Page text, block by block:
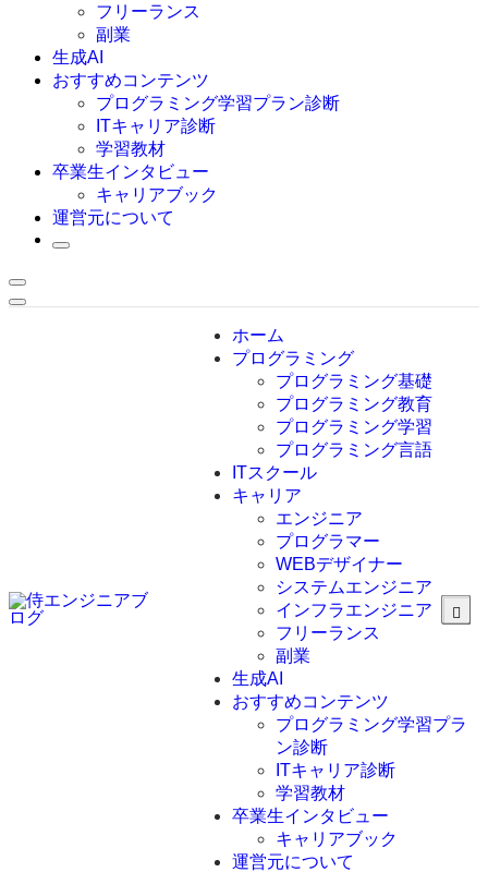
JavaScript
Swift
Ruby
その他言語
フリーランス
副業
生成AI
おすすめコンテンツ
プログラミング学習プラン診断
ITキャリア診断
学習教材
卒業生インタビュー
キャリアブック
運営元について
ホーム
プログラミング
プログラミング基礎
プログラミング教育
プログラミング学習
プログラミング言語
C言語
C#
VBA
Go言語
Kotlin
Java
JavaScript
Swift
Ruby
ITスクール
キャリア
エンジニア
プログラマー
WEBデザイナー
システムエンジニア
インフラエンジニア
フリーランス
副業
生成AI
おすすめコンテンツ
プログラミング学習プラ
ン診断
ITキャリア診断
学習教材
卒業生インタビュー
キャリアブック
運営元について